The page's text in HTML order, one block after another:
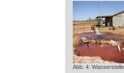
Abb. 4: